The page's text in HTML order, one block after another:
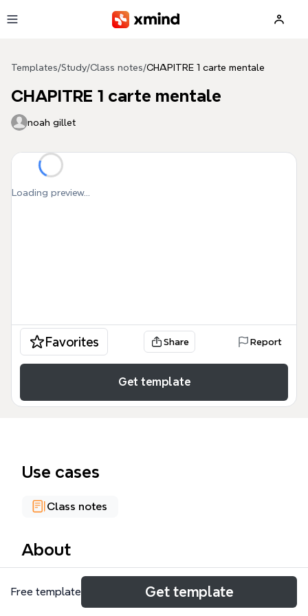
Templates/Study/Class notes/CHAPITRE 1 carte mentale
CHAPITRE 1 carte mentale
noah gillet
Loading preview...
Favorites Share Report
Get template
Use cases
Class notes
About
Cette carte mentale CHAPITRE 1 détaille les
concepts fondamentaux du marketing stratégique :
Free template Get template